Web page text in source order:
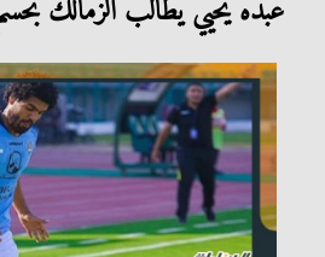
عبده يحيي يطالب الزمالك